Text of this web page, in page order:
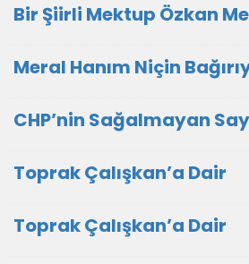
Bir Şiirli Mektup Özkan
Meral Hanım Niçin
CHP’nin Sağalmayan
Toprak Çalışkan’a Dair
Toprak Çalışkan’a Dair